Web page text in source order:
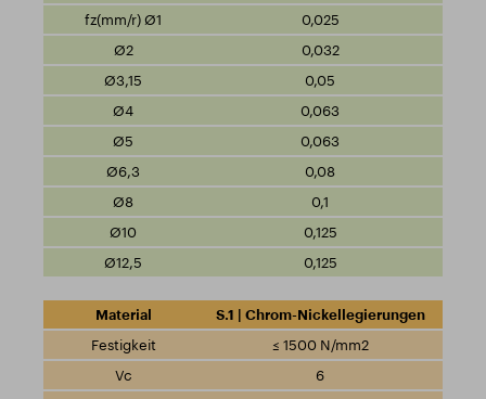
0,025
0,032
0,05
0,063
0,063
0,08
0,1
0,125
0,125
S.1 | Chrom-Nickellegierungen
≤ 1500 N/mm2
6